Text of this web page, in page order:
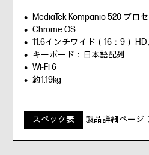
MediaTek Kompanio 520 プロ
Chrome OS
11.6インチワイド（16：9）
キーボード：日本語配列
Wi-Fi 6
約1.19kg
スペック表 製品詳細ページ